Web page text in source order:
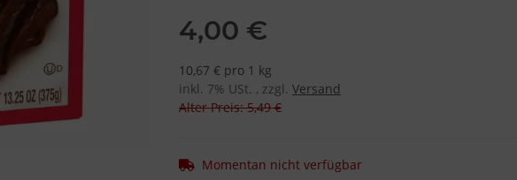
4,00 €
10,67 € pro 1 kg
inkl. 7% USt. , zzgl. Versand
Alter Preis: 5,49 €
Momentan nicht verfügbar